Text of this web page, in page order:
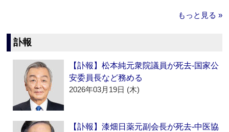
もっと見る »
訃報
【訃報】松本純元衆院議員が死去‐国家公
安委員長など務める
2026年03月19日 (木)
【訃報】漆畑日薬元副会長が死去‐中医協